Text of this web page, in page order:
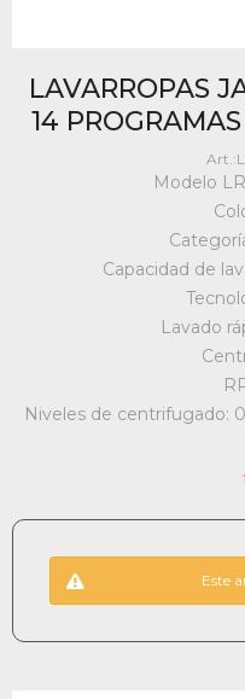
LAVARROPAS
14
Modelo
Capacidad de
Lavado
Niveles de centrifugado:
Este